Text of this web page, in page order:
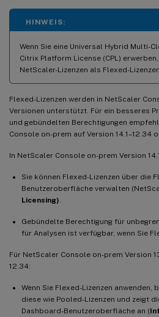
HINWEIS:
Wenn Sie eine Universal Hybrid Multi-
Citrix Platform License (CPL)
NetScaler-Lizenzen als Flexed-
Flexed-Lizenzen werden in NetScaler
Versionen unterstützt. Für ein besseres
und gebündelten Berechtigungen
Console on-prem auf Version 14.1–12.34
In NetScaler Console on-prem Version
Sie können Flexed-Lizenzen über die
Benutzeroberfläche verwalten
Licensing)
Gebündelte Berechtigung für
für Analysen ist verfügbar, wenn Sie
Für NetScaler Console on-prem Version
12.34:
Wenn Sie Flexed-Lizenzen
diese wie Pooled-Lizenzen und zeigt
Dashboard-Benutzeroberfläche an (